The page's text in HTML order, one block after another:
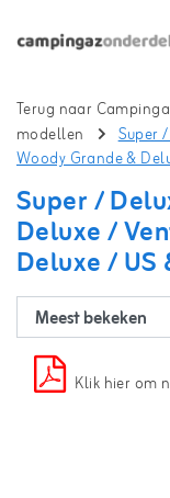
Terug naar
modellen
Super
Woody Grande &
Super /
Deluxe /
Deluxe / US
Klik hier om